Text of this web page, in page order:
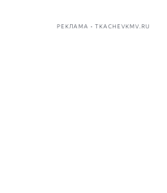
РЕКЛАМА • TKACHEVKMV.RU